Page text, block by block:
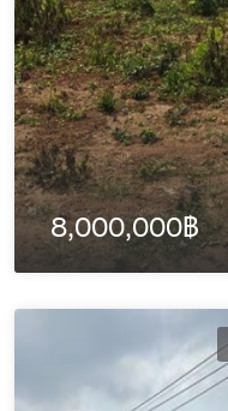
8,000,000฿